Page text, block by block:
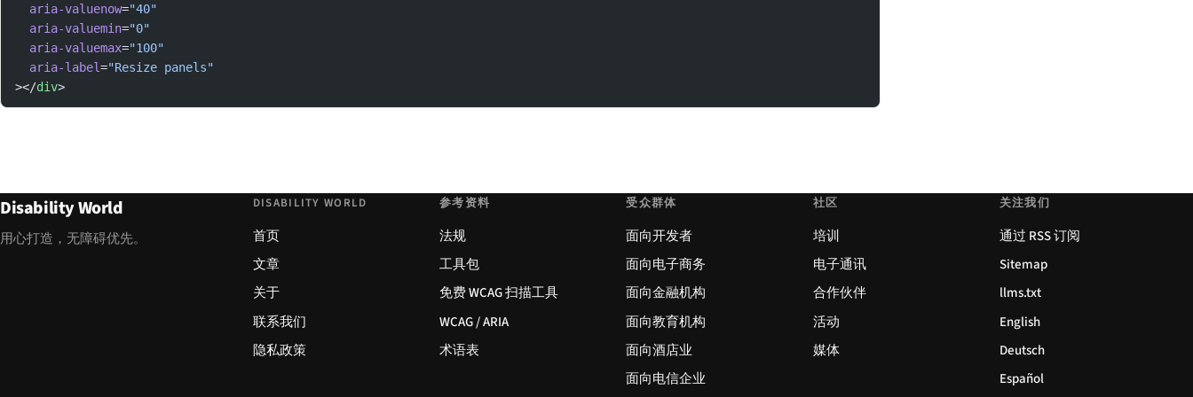
  aria-valuenow
="40"
  aria-valuemin
="0"
  aria-valuemax
="100"
  aria-label
="Resize panels"
></div>
Disability World
用心打造，无障碍优先。
DISABILITY WORLD
首页
文章
关于
联系我们
隐私政策
参考资料
法规
工具包
免费 WCAG 扫描工具
WCAG / ARIA
术语表
受众群体
面向开发者
面向电子商务
面向金融机构
面向教育机构
面向酒店业
面向电信企业
社区
培训
电子通讯
合作伙伴
活动
媒体
关注我们
通过 RSS 订阅
Sitemap
llms.txt
English
Deutsch
Español